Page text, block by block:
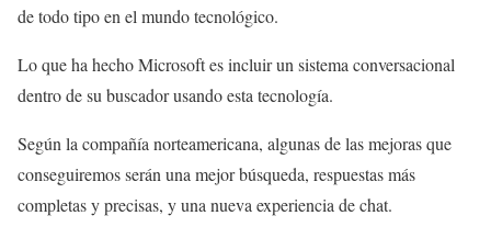
de todo tipo en el mundo tecnológico.
Lo que ha hecho Microsoft es incluir un sistema conversacional
dentro de su buscador usando esta tecnología.
Según la compañía norteamericana, algunas de las mejoras que
conseguiremos serán una mejor búsqueda, respuestas más
completas y precisas, y una nueva experiencia de chat.